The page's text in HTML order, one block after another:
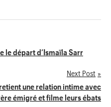
le départ d’Ismaïla Sarr
Next Post
une relation intime avec
émigré et filme leurs ébats